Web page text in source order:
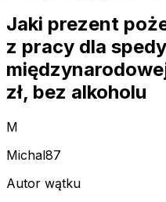
Jaki prezent
z pracy dla
zł, bez alkoholu
M
Michal87
Autor wątku